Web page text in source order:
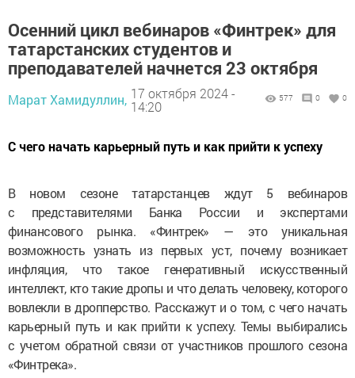
Осенний цикл вебинаров «Финтрек» для
татарстанских студентов и
преподавателей начнется 23 октября
Марат Хамидуллин, 17 октября 2024 -
14:20
577 0 0
С чего начать карьерный путь и как прийти к успеху
В новом сезоне татарстанцев ждут 5 вебинаров
с представителями Банка России и экспертами
финансового рынка. «Финтрек» — это уникальная
возможность узнать из первых уст, почему возникает
инфляция, что такое генеративный искусственный
интеллект, кто такие дропы и что делать человеку, которого
вовлекли в дропперство. Расскажут и о том, с чего начать
карьерный путь и как прийти к успеху. Темы выбирались
с учетом обратной связи от участников прошлого сезона
«Финтрека».